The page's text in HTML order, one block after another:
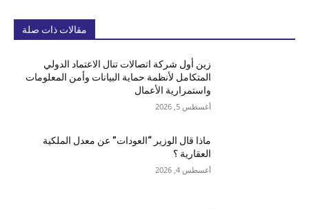
مقالات ذات صلة
زين أول شركة اتصالات تنال الاعتماد الدولي
المتكامل لأنظمة حماية البيانات وأمن المعلومات
واستمرارية الأعمال
أغسطس 5, 2026
ماذا قال الوزير “العودات” عن معدل الملكية
العقارية ؟
أغسطس 4, 2026